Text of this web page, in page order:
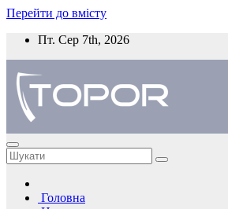
Перейти до вмісту
Пт. Сер 7th, 2026
Головна